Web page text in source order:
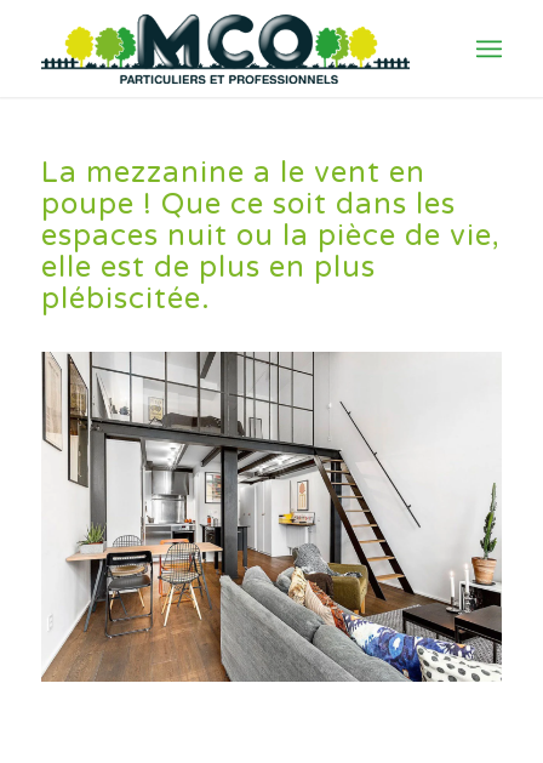
La mezzanine a le vent en
poupe ! Que ce soit dans les
espaces nuit ou la pièce de vie,
elle est de plus en plus
plébiscitée.